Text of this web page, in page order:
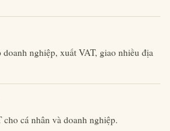
nghiệp, xuất VAT, giao nhiều địa
cá nhân và doanh nghiệp.